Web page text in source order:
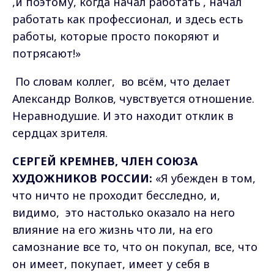
работать как профессионал, и здесь есть
работы, которые просто покоряют и
потрясают!»
По словам коллег, во всём, что делает
Александр Волков, чувствуется отношение.
Неравнодушие. И это находит отклик в
сердцах зрителя.
СЕРГЕЙ КРЕМНЕВ, ЧЛЕН СОЮЗА
ХУДОЖНИКОВ РОССИИ: «Я убежден в том,
что ничто не проходит бесследно, и,
видимо, это настолько оказало на него
влияние на его жизнь что ли, на его
самознание все то, что он покупал, все, что
он имеет, покупает, имеет у себя в